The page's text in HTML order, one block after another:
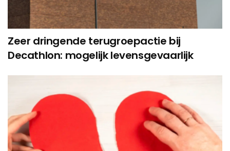
Zeer dringende terugroepactie bij
Decathlon: mogelijk levensgevaarlijk